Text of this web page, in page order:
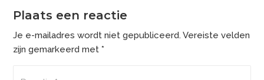
Plaats een reactie
Je e-mailadres wordt niet gepubliceerd. Vereiste velden
zijn gemarkeerd met*